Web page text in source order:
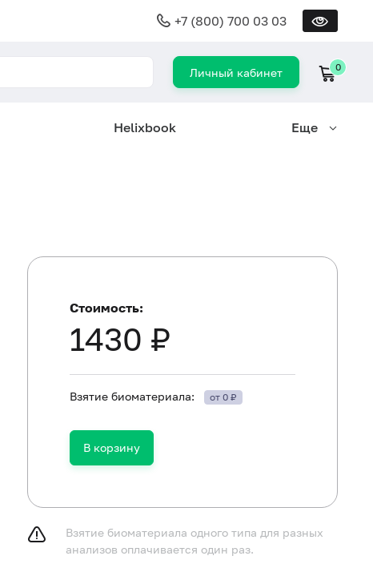
+7 (800) 700 03 03
Личный кабинет 0
Helixbook Еще
Детям в возрасте до 1 года не принимать пищу в течение
Не принимать пищу в течение 2-3 часов до
негазированную воду.
Стоимость:
1430 ₽
Взятие биоматериала: от 0 ₽
В корзину
Взятие биоматериала одного типа для разных
анализов оплачивается один раз.